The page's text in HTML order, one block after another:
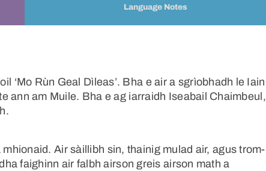
Language Notes
‘Mo Rùn Geal Dìleas’. Bha e air a sgrìobhadh le Iain
ann am Muile. Bha e ag iarraidh Iseabail Chaimbeul,
Air sàillibh sin, thainig mulad air, agus trom-
faighinn air falbh airson greis airson math a